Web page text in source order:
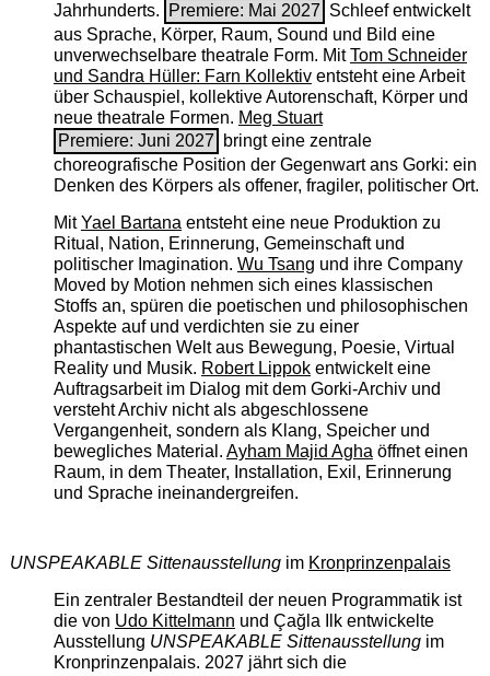
Jahrhunderts.
Premiere: Mai 2027 Schleef entwickelt
aus Sprache, Körper, Raum, Sound und Bild eine
unverwechselbare theatrale Form. MitTom Schneider
und Sandra Hüller: Farn Kollektiventsteht eine Arbeit
über Schauspiel, kollektive Autorenschaft, Körper und
neue theatrale Formen. Meg Stuart
Premiere: Juni 2027
bringt eine zentrale
choreografische Position der Gegenwart ans Gorki: ein
Denken des Körpers als offener, fragiler, politischer Ort.
MitYael Bartanaentsteht eine neue Produktion zu
Ritual, Nation, Erinnerung, Gemeinschaft und
politischer Imagination. Wu Tsang und ihre Company
Moved by Motion nehmen sich eines klassischen
Stoffs an, spüren die poetischen und philosophischen
Aspekte auf und verdichten sie zu einer
phantastischen Welt aus Bewegung, Poesie, Virtual
Reality und Musik. Robert Lippokentwickelt eine
Auftragsarbeit im Dialog mit dem Gorki-Archiv und
versteht Archiv nicht als abgeschlossene
Vergangenheit, sondern als Klang, Speicher und
bewegliches Material. Ayham Majid Aghaöffnet einen
Raum, in dem Theater, Installation, Exil, Erinnerung
und Sprache ineinandergreifen.
UNSPEAKABLE Sittenausstellungim Kronprinzenpalais
Ein zentraler Bestandteil der neuen Programmatik ist
die von Udo Kittelmann und Çağla Ilk entwickelte
Ausstellung UNSPEAKABLE Sittenausstellungim
Kronprinzenpalais. 2027 jährt sich die